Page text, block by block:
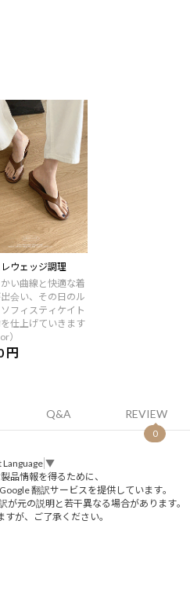
ウェッジ調理
い曲線と快適な着
会い、その日のル
フィスティケイト
仕上げていきます
）
円
Q&A REVIEW
0
Language ▼
品情報を得るために、
翻訳サービスを提供しています。
が元の説明と若干異なる場合があります。
すが、ご了承ください。